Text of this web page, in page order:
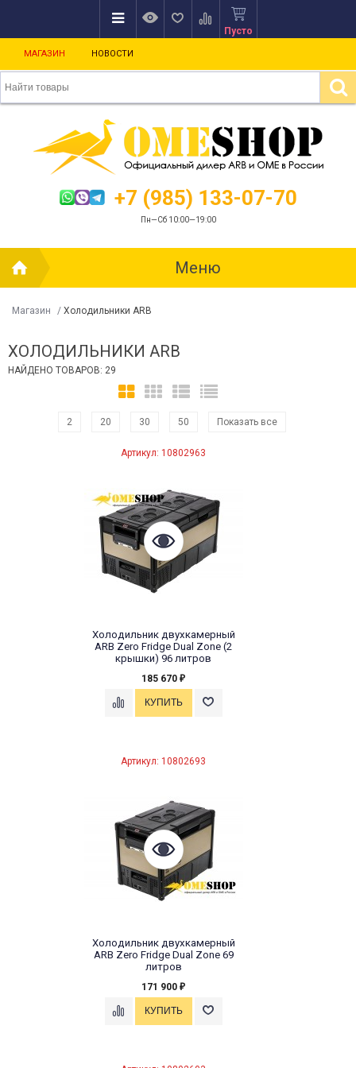
Пусто
МАГАЗИН НОВОСТИ
+7 (985) 133-07-70
Пн—Сб 10:00—19:00
Меню
Магазин / Холодильники ARB
ХОЛОДИЛЬНИКИ ARB
НАЙДЕНО ТОВАРОВ: 29
2 20 30 50 Показать все
Артикул: 10802963
Холодильник двухкамерный
ARB Zero Fridge Dual Zone (2
крышки) 96 литров
185 670 ₽
Артикул: 10802693
Холодильник двухкамерный
ARB Zero Fridge Dual Zone 69
литров
171 900 ₽